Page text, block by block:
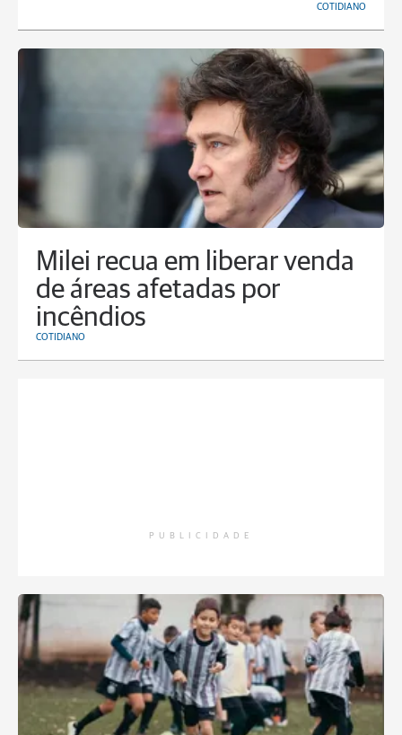
COTIDIANO
Milei recua em liberar venda
de áreas afetadas por
incêndios
COTIDIANO
PUBLICIDADE